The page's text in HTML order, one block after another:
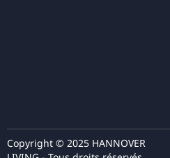
Copyright © 2025 HANNOVER